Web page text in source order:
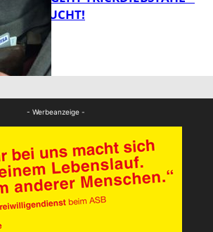
GESUCHT!
- Werbeanzeige -